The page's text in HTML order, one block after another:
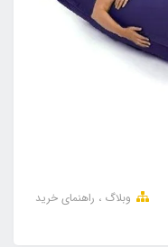
وبلاگ
راهنمای خرید